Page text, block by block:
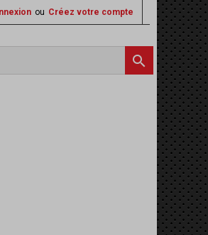
ou Créez votre compte
